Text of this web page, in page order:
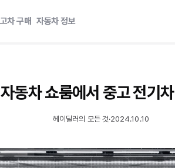
차 구매 자동차 정보
동차 쇼룸에서 중고 전기
헤이딜러의 모든 것·2024.10.10